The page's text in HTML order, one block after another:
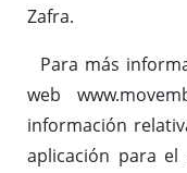
Zafra.
Para más
web
información
aplicación para el